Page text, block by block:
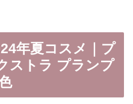
年夏コスメ｜プ
ストラ プランプ